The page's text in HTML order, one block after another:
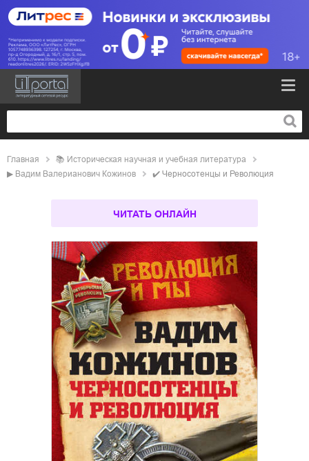
Главная 📚
историческая научная и учебная литература
▶ Вадим Валерианович Кожинов ✔️ Черносотенцы и Революция
ЧИТАТЬ ОНЛАЙН